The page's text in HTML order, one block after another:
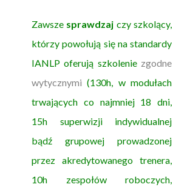
Zawsze sprawdzaj czy szkolący,
którzy powołują się na standardy
IANLP oferują szkolenie zgodne
wytycznymi (130h, w modułach
trwających co najmniej 18 dni,
15h superwizji indywidualnej
bądź grupowej prowadzonej
przez akredytowanego trenera,
10h zespołów roboczych,